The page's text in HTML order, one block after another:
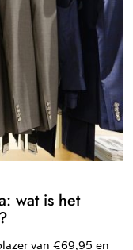
wat is het
van €69,95 en